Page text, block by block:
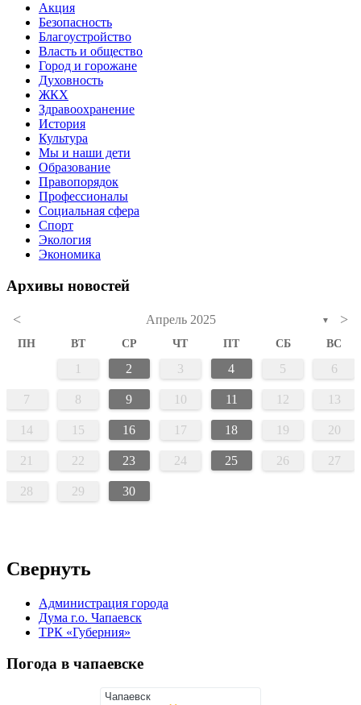
Акция
Безопасность
Благоустройство
Власть и общество
Город и горожане
Духовность
ЖКХ
Здравоохранение
История
Культура
Мы и наши дети
Образование
Правопорядок
Профессионалы
Социальная сфера
Спорт
Экология
Экономика
Архивы новостей
< Апрель 2025 ▼ >
ПН ВТ СР ЧТ ПТ СБ ВС
2 3 4 5 6
7 8 9 10 11 12 13
14 15 16 17 18 19 20
21 22 23 24 25 26 27
28 29 30
Свернуть
Администрация города
Дума г.о. Чапаевск
ТРК «Губерния»
Погода в чапаевске